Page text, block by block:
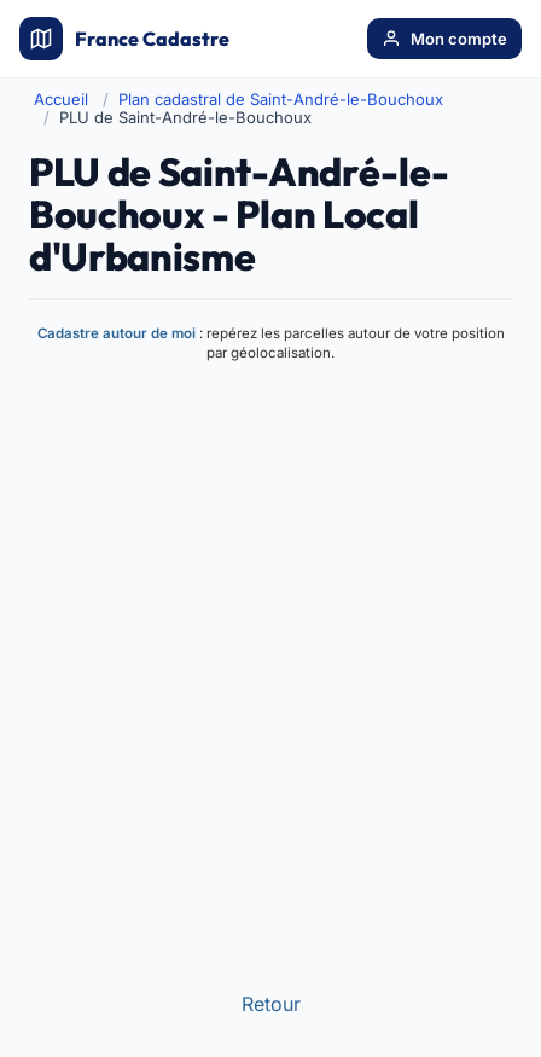
France Cadastre Mon compte
Accueil
Plan cadastral de Saint-André-le-Bouchoux
PLU de Saint-André-le-Bouchoux
PLU de Saint-André-le-
Bouchoux - Plan Local
d'Urbanisme
Cadastre autour de moi: repérez les parcelles autour de votre position
par géolocalisation.
Retour